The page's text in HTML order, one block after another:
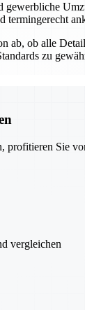
gewerbliche
termingerecht
ab, ob alle
zu
profitieren Sie
vergleichen